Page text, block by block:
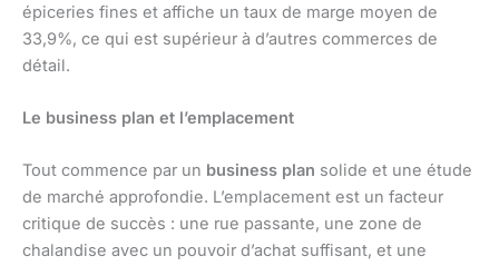
épiceries fines et affiche un taux de marge moyen de
33,9%, ce qui est supérieur à d’autres commerces de
détail.
Le business plan et l’emplacement
Tout commence par un business plan solide et une étude
de marché approfondie. L’emplacement est un facteur
critique de succès : une rue passante, une zone de
chalandise avec un pouvoir d’achat suffisant, et une